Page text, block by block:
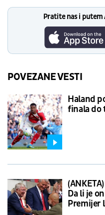
Pratite nas i
POVEZANE VESTI
Haland
finala
Da li je
Premijer